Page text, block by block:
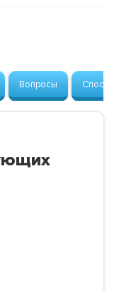
Вопросы